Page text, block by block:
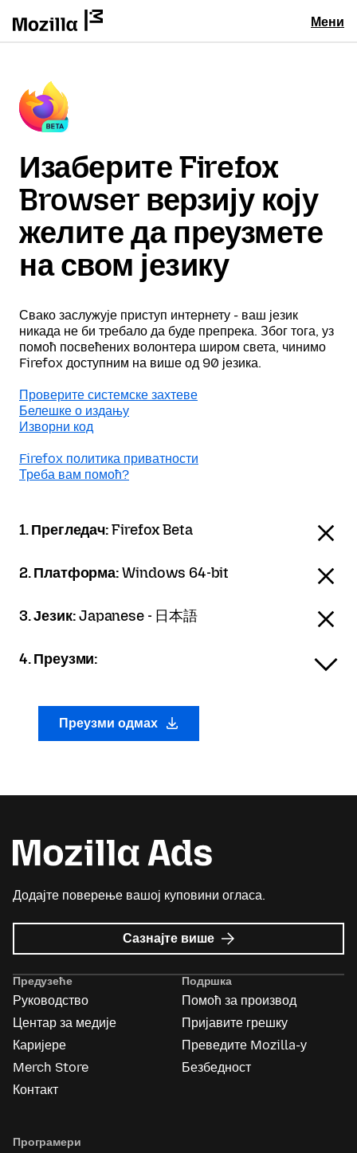
Мени
Изаберите Firefox
Browser верзију коју
желите да преузмете
на свом језику
Свако заслужује приступ интернету - ваш језик
никада не би требало да буде препрека. Због тога, уз
помоћ посвећених волонтера широм света, чинимо
Firefox доступним на више од 90 језика.
Проверите системске захтеве
Белешке о издању
Изворни код
Firefox политика приватности
Треба вам помоћ?
1. Прегледач:Firefox Beta
2. Платформа:Windows 64-bit
3. Језик:Japanese - 日本語
4. Преузми:
Преузми одмах
Додајте поверење вашој куповини огласа.
Сазнајте више о
Mozilla
Предузеће
Руководство
Центар за медије
Каријере
Merch Store
Контакт
Подршка
Помоћ за производ
Пријавите грешку
Преведите Mozilla-у
Безбедност
Програмери